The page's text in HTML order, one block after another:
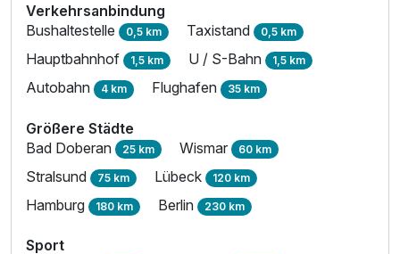
Verkehrsanbindung
Bushaltestelle 0,5 km Taxistand 0,5 km
Hauptbahnhof 1,5 km U / S-Bahn 1,5 km
Autobahn 4 km Flughafen 35 km
Größere Städte
Bad Doberan 25 km Wismar 60 km
Stralsund 75 km Lübeck 120 km
Hamburg 180 km Berlin 230 km
Sport